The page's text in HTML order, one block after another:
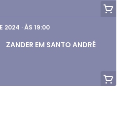
2024 ·ÀS 19:00
ZANDER EM SANTO ANDRÉ